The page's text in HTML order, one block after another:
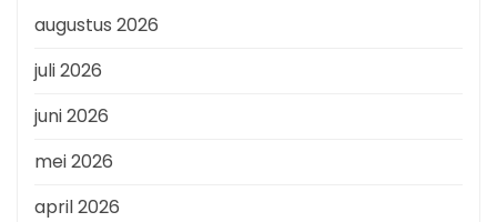
augustus 2026
juli 2026
juni 2026
mei 2026
april 2026